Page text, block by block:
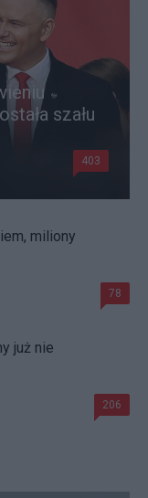
szału
403
miliony
78
już nie
206